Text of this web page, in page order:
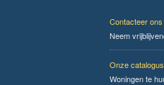
Contacteer ons
Neem
Onze catalogus
Woningen te